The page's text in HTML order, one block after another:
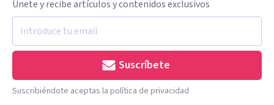
Únete y recibe artículos y contenidos exclusivos
Suscríbete
Suscribiéndote aceptas la política de privacidad